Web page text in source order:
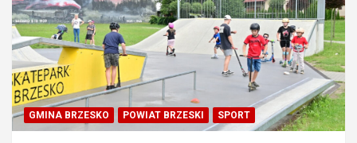
GMINA BRZESKO POWIAT BRZESKI SPORT